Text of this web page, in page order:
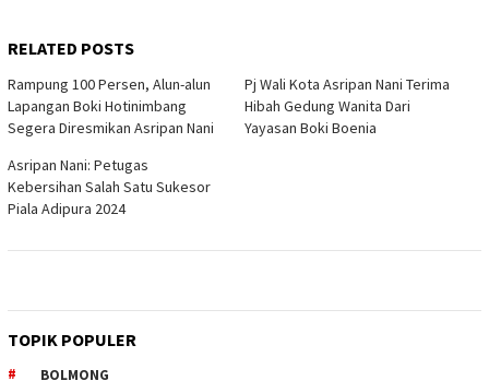
RELATED POSTS
Rampung 100 Persen, Alun-alun
Lapangan Boki Hotinimbang
Segera Diresmikan Asripan Nani
Pj Wali Kota Asripan Nani Terima
Hibah Gedung Wanita Dari
Yayasan Boki Boenia
Asripan Nani: Petugas
Kebersihan Salah Satu Sukesor
Piala Adipura 2024
TOPIK POPULER
BOLMONG